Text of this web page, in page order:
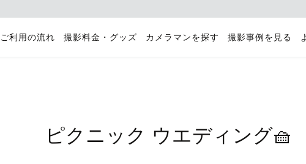
ご利用の流れ 撮影料金・グッズ カメラマンを探す 撮影事例を見る
ピクニック ウエディング🧺